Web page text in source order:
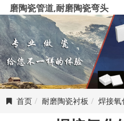
磨陶瓷管道,耐磨陶瓷弯头
首页 耐磨陶瓷衬板 焊接氧